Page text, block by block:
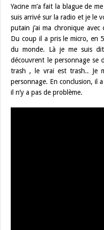
Yacine m’a fait la blague de
suis arrivé sur la radio et je le
putain j’ai ma chronique
Du coup il a pris le micro, en
du monde. Là je me suis
découvrent le personnage se
trash , le vrai est trash.. Je
personnage. En conclusion, il
il n’y a pas de problème.